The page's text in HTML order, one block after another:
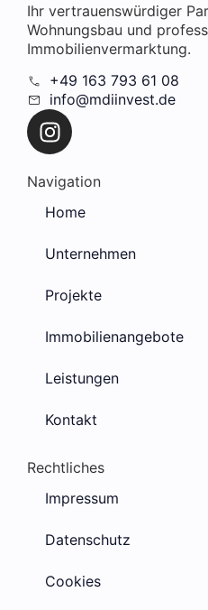
Ihr vertrauenswürdiger
Wohnungsbau und
Immobilienvermarktung.
+49 163 793 61 08
info@mdiinvest.de
Navigation
Home
Unternehmen
Projekte
Immobilienangebote
Leistungen
Kontakt
Rechtliches
Impressum
Datenschutz
Cookies